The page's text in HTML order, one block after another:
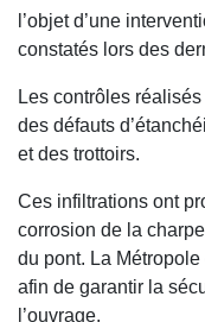
l’objet d’une
constatés lors des
Les contrôles
des défauts
et des trottoirs.
Ces infiltrations ont
corrosion de la
du pont. La
afin de garantir la
l’ouvrage.